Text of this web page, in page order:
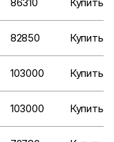
82850 Купить
103000 Купить
103000 Купить